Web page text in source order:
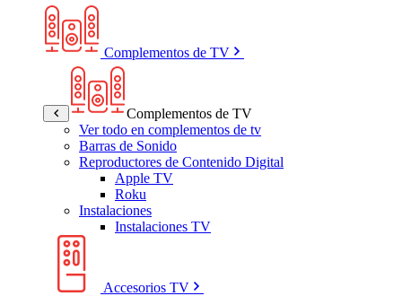
Complementos de TV
Complementos de TV
Ver todo en complementos de tv
Barras de Sonido
Reproductores de Contenido Digital
Apple TV
Roku
Instalaciones
Instalaciones TV
Accesorios TV